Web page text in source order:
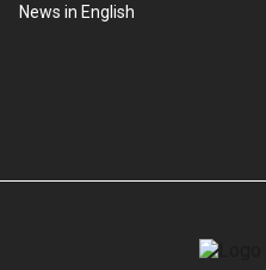
News in English